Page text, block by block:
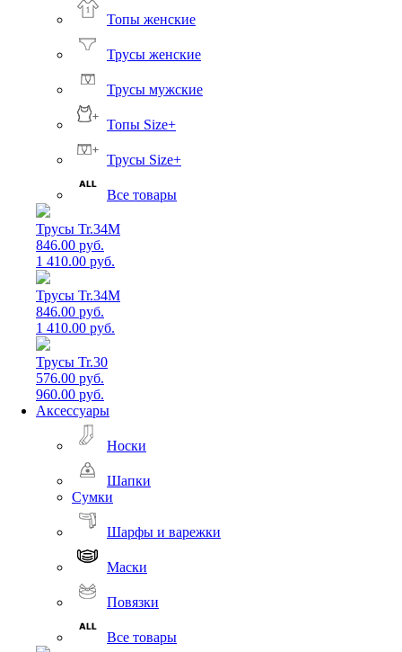
Топы женские
Трусы женские
Трусы мужские
Топы Size+
Трусы Size+
Все товары
Трусы Tr.34M
846.00 руб.
1 410.00 руб.
Трусы Tr.34M
846.00 руб.
1 410.00 руб.
Трусы Tr.30
576.00 руб.
960.00 руб.
Аксессуары
Носки
Шапки
Сумки
Шарфы и варежки
Маски
Повязки
Все товары